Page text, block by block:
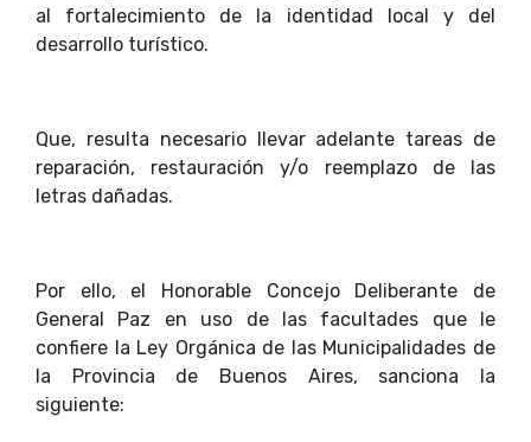
al fortalecimiento de la identidad local y del
desarrollo turístico.
Que, resulta necesario llevar adelante tareas de
reparación, restauración y/o reemplazo de las
letras dañadas.
Por ello, el Honorable Concejo Deliberante de
General Paz en uso de las facultades que le
confiere la Ley Orgánica de las Municipalidades de
la Provincia de Buenos Aires, sanciona la
siguiente: